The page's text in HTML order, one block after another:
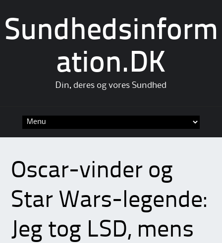
Sundhedsinform
ation.DK
Din, deres og vores Sundhed
Oscar-vinder og
Star Wars-legende:
Jeg tog LSD, mens